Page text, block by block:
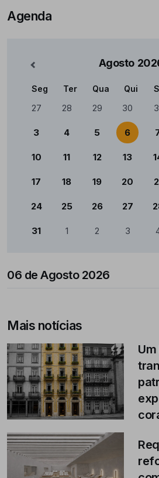
Agenda
Agosto
Calendário
Seg Ter Qua Qui
27 28 29 30
3 4 5 6
10 11 12 13
17 18 19 20
24 25 26 27
31 1 2 3
06 de Agosto 2026
Mais notícias